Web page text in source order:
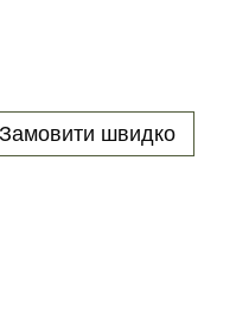
швидко